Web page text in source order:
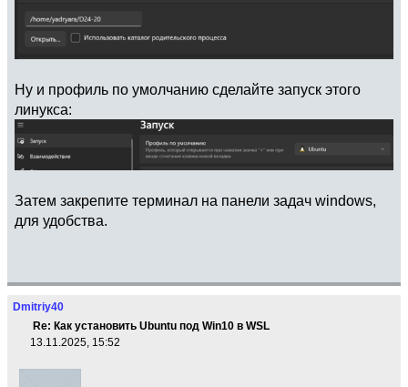
Ну и профиль по умолчанию сделайте запуск этого
линукса:
Затем закрепите терминал на панели задач windows,
для удобства.
Dmitriy40
Re: Как установить Ubuntu под Win10 в WSL
13.11.2025, 15:52